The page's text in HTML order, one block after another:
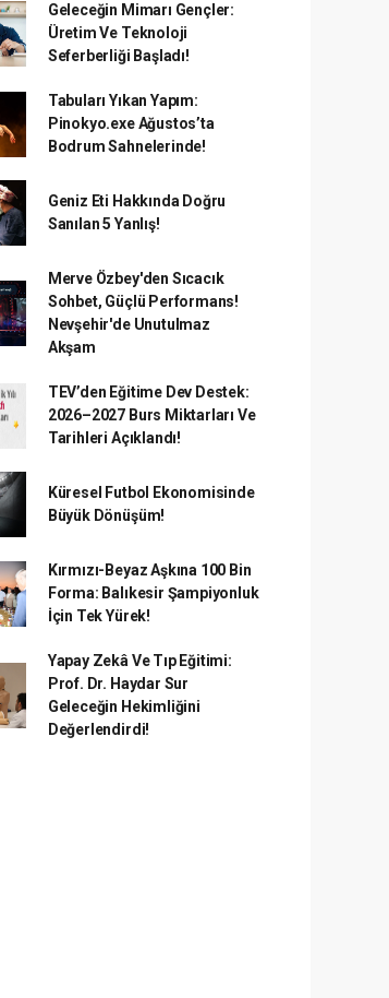
Geleceğin Mimarı Gençler:
Üretim Ve Teknoloji
Seferberliği Başladı!
Tabuları Yıkan Yapım:
Pinokyo.exe Ağustos’ta
Bodrum Sahnelerinde!
Geniz Eti Hakkında Doğru
Sanılan 5 Yanlış!
Merve Özbey'den Sıcacık
Sohbet, Güçlü Performans!
Nevşehir'de Unutulmaz
Akşam
TEV’den Eğitime Dev Destek:
2026–2027 Burs Miktarları Ve
Tarihleri Açıklandı!
Küresel Futbol Ekonomisinde
Büyük Dönüşüm!
Kırmızı-Beyaz Aşkına 100 Bin
Forma: Balıkesir Şampiyonluk
İçin Tek Yürek!
Yapay Zekâ Ve Tıp Eğitimi:
Prof. Dr. Haydar Sur
Geleceğin Hekimliğini
Değerlendirdi!